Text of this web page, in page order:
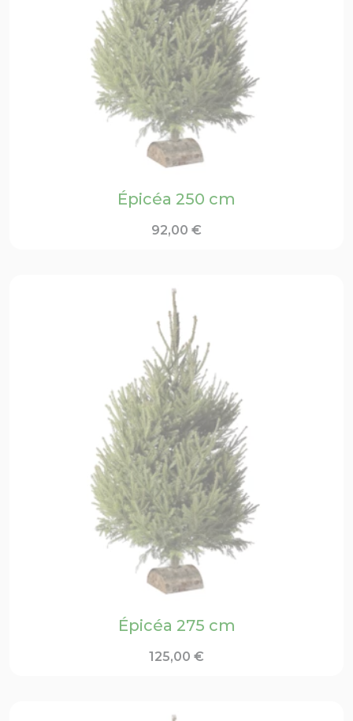
Épicéa 250 cm
92,00 €
Épicéa 275 cm
125,00 €